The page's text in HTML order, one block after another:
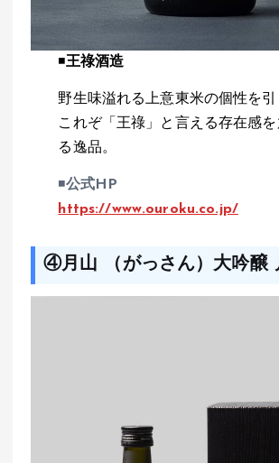
◾️王祿酒造
野生味溢れる上意東米の個性を引
これぞ「王祿」と言える存在感
る逸品。
◾️公式HP
https://www.ouroku.co.jp/
④月山 （がっさん）大吟醸